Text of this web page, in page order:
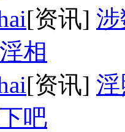
[资讯]
相
[资讯]
吧